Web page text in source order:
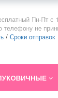
Пн-Пт с
телефону не
/ Сроки отправок